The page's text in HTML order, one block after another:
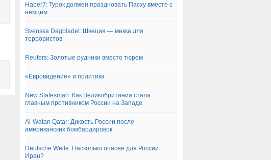
Haber7: Турок должен праздновать Пасху вместе с
немцем
Svenska Dagbladet: Швеция — мекка для
террористов
Reuters: Золотые рудники вместо тюрем
«Евровидение» и политика
New Statesman: Как Великобритания стала
главным противником России на Западе
Al-Watan Qatar: Дикость России после
американских бомбардировок
Deutsche Welle: Насколько опасен для России
Иран?